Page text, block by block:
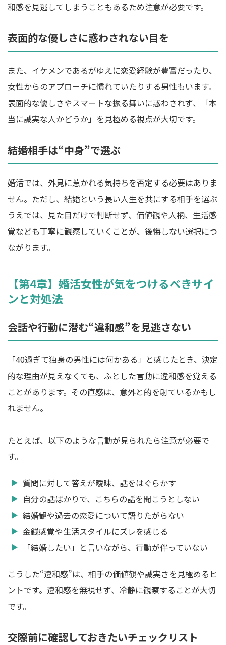
和感を見逃してしまうこともあるため注意が必要です。
表面的な優しさに惑わされない目を
また、イケメンであるがゆえに恋愛経験が豊富だったり、
女性からのアプローチに慣れていたりする男性もいます。
表面的な優しさやスマートな振る舞いに惑わされず、「本
当に誠実な人かどうか」を見極める視点が大切です。
結婚相手は“中身”で選ぶ
婚活では、外見に惹かれる気持ちを否定する必要はありま
せん。ただし、結婚という長い人生を共にする相手を選ぶ
うえでは、見た目だけで判断せず、価値観や人柄、生活感
覚なども丁寧に観察していくことが、後悔しない選択につ
ながります。
【第4章】婚活女性が気をつけるべきサイ
ンと対処法
会話や行動に潜む“違和感”を見逃さない
「40過ぎて独身の男性には何かある」と感じたとき、決定
的な理由が見えなくても、ふとした言動に違和感を覚える
ことがあります。その直感は、意外と的を射ているかもし
れません。
たとえば、以下のような言動が見られたら注意が必要で
す。
質問に対して答えが曖昧、話をはぐらかす
自分の話ばかりで、こちらの話を聞こうとしない
結婚観や過去の恋愛について語りたがらない
金銭感覚や生活スタイルにズレを感じる
「結婚したい」と言いながら、行動が伴っていない
こうした“違和感”は、相手の価値観や誠実さを見極めるヒ
ントです。違和感を無視せず、冷静に観察することが大切
です。
交際前に確認しておきたいチェックリスト